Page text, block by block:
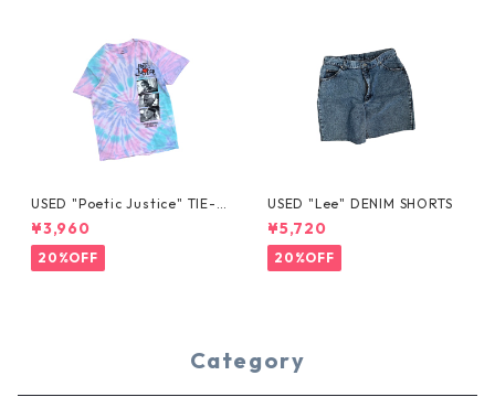
USED "Poetic Justice" TIE-D
YE TEE
¥3,960
20%OFF
USED "Lee" DENIM SHORTS
¥5,720
20%OFF
Category